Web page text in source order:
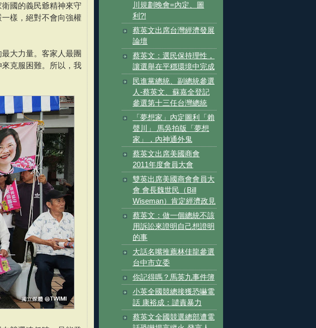
國的義民爺精神來守
樣，絕對不會向強權
大力量。客家人最團
克服困難。所以，我
川規劃晚會=內定、圖
利?!
蔡英文出席台灣經濟發展
論壇
蔡英文：選民保持理性，
讓選舉在平穩環境中完成
民進黨總統、副總統參選
人-蔡英文、蘇嘉全登記
參選第十三任台灣總統
「夢想家」內定圖利「賴
聲川」 馬吳拍版「夢想
家」，內神通外鬼
蔡英文出席美國商會
2011年度會員大會
雙英出席美國商會會員大
會 會長魏世民（Bill
Wiseman）肯定經濟政見
蔡英文：做一個總統不該
用訴訟來證明自己想證明
的事
大話名嘴推薦林佳龍參選
台中市立委
你記得嗎？馬英九事件簿
小英全國競總接獲恐嚇電
話 康裕成：譴責暴力
蔡英文全國競選總部遭電